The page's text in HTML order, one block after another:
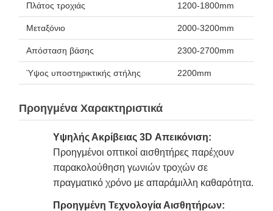
Πλάτος τροχιάς 1200-1800mm
Μεταξόνιο 2000-3200mm
Απόσταση βάσης 2300-2700mm
Ύψος υποστηρικτικής στήλης 2200mm
Προηγμένα Χαρακτηριστικά
Υψηλής Ακρίβειας 3D Απεικόνιση:
Προηγμένοι οπτικοί αισθητήρες παρέχουν
παρακολούθηση γωνιών τροχών σε
πραγματικό χρόνο με απαράμιλλη καθαρότητα.
Προηγμένη Τεχνολογία Αισθητήρων: